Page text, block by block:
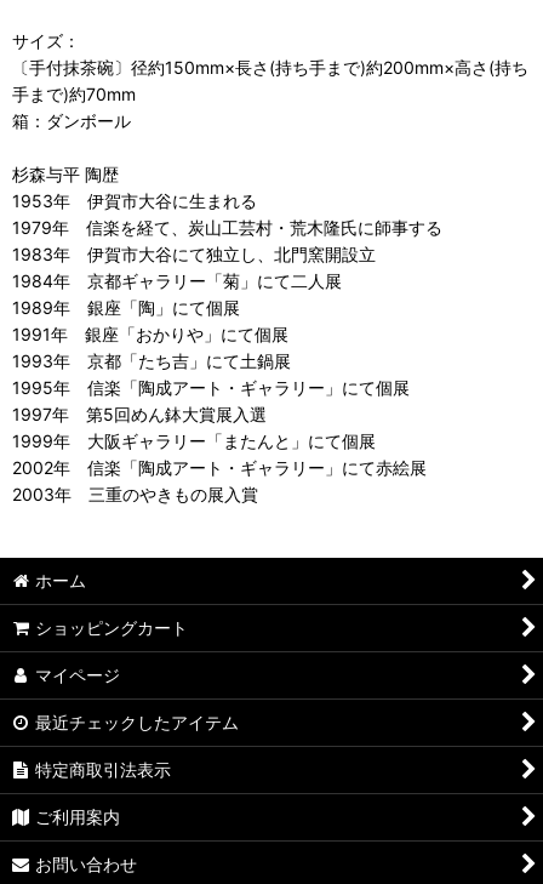
サイズ：
〔手付抹茶碗〕径約150mm×長さ(持ち手まで)約200mm×高さ(持ち
手まで)約70mm
箱：ダンボール
杉森与平 陶歴
1953年 伊賀市大谷に生まれる
1979年 信楽を経て、炭山工芸村・荒木隆氏に師事する
1983年 伊賀市大谷にて独立し、北門窯開設立
1984年 京都ギャラリー「菊」にて二人展
1989年 銀座「陶」にて個展
1991年 銀座「おかりや」にて個展
1993年 京都「たち吉」にて土鍋展
1995年 信楽「陶成アート・ギャラリー」にて個展
1997年 第5回めん鉢大賞展入選
1999年 大阪ギャラリー「またんと」にて個展
2002年 信楽「陶成アート・ギャラリー」にて赤絵展
2003年 三重のやきもの展入賞
ホーム
ショッピングカート
マイページ
最近チェックしたアイテム
特定商取引法表示
ご利用案内
お問い合わせ